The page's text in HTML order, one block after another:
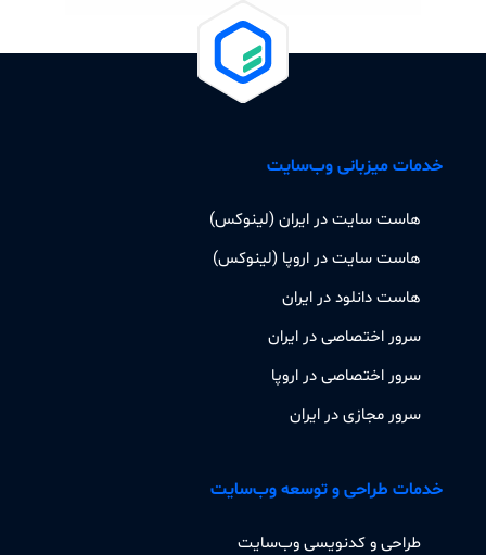
خدمات میزبانی وب‌سایت
هاست سایت در ایران (لینوکس)
هاست سایت در اروپا (لینوکس)
هاست دانلود در ایران
سرور اختصاصی در ایران
سرور اختصاصی در اروپا
سرور مجازی در ایران
خدمات طراحی و توسعه وب‌سایت
طراحی و کدنویسی وب‌سایت